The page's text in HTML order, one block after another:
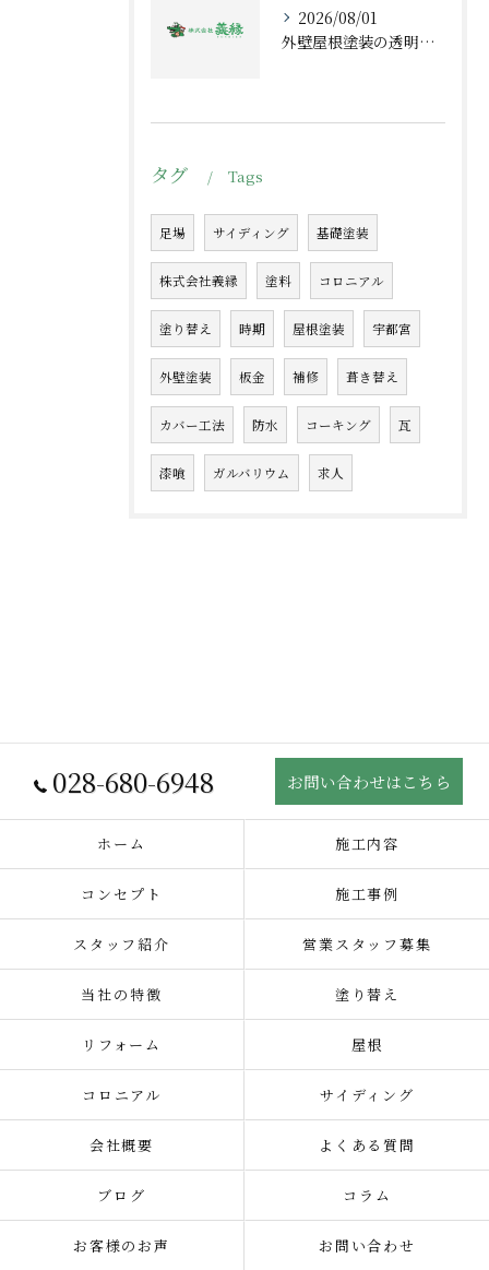
2026/08/01
外壁屋根塗装の透明性を高めて安心できる選び方と相場・補助金のポイント
タグ Tags
足場 サイディング 基礎塗装
株式会社義縁 塗料 コロニアル
塗り替え 時期 屋根塗装 宇都宮
外壁塗装 板金 補修 葺き替え
カバー工法 防水 コーキング 瓦
漆喰 ガルバリウム 求人
028-680-6948 お問い合わせはこちら
ホーム 施工内容
コンセプト 施工事例
スタッフ紹介 営業スタッフ募集
当社の特徴 塗り替え
リフォーム 屋根
コロニアル サイディング
会社概要 よくある質問
ブログ コラム
お客様のお声 お問い合わせ